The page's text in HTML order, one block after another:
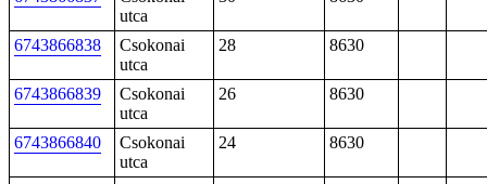
utca
6743866838
Csokonai
utca
28 8630
6743866839
Csokonai
utca
26 8630
6743866840
Csokonai
utca
24 8630